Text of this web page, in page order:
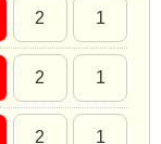
2 1
2 1
2 1